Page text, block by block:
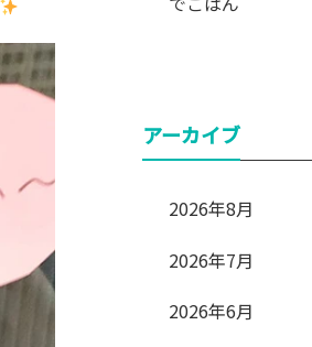
アーカイブ
2026年8月
2026年7月
2026年6月